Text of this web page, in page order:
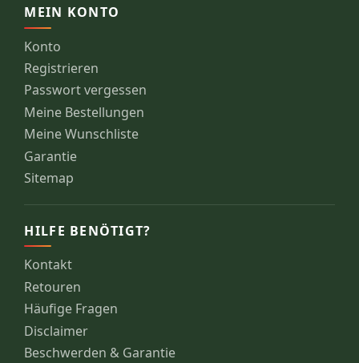
MEIN KONTO
Konto
Registrieren
Passwort vergessen
Meine Bestellungen
Meine Wunschliste
Garantie
Sitemap
HILFE BENÖTIGT?
Kontakt
Retouren
Häufige Fragen
Disclaimer
Beschwerden & Garantie